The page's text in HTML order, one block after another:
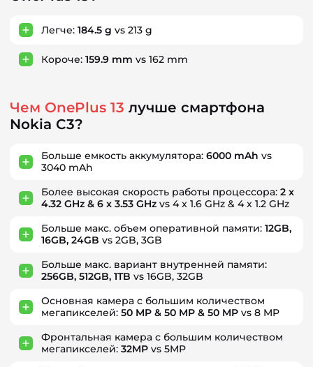
Легче: 184.5 g vs 213 g
Короче: 159.9 mm vs 162 mm
Чем OnePlus 13 лучше смартфона
Nokia C3?
Больше емкость аккумулятора: 6000 mAh vs
3040 mAh
Более высокая скорость работы процессора: 2 x
4.32 GHz & 6 x 3.53 GHz vs 4 x 1.6 GHz & 4 x 1.2 GHz
Больше макс. объем оперативной памяти: 12GB,
16GB, 24GB vs 2GB, 3GB
Больше макс. вариант внутренней памяти:
256GB, 512GB, 1TB vs 16GB, 32GB
Основная камера с большим количеством
мегапикселей: 50 MP & 50 MP & 50 MP vs 8 MP
Фронтальная камера с большим количеством
мегапикселей: 32MP vs 5MP